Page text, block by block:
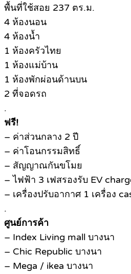
พื้นที่ใช้สอย 237 ตร.ม.
4 ห้องนอน
4 ห้องน้ำ
1 ห้องครัวไทย
1 ห้องแม่บ้าน
1 ห้องพักผ่อนด้านบน
2 ที่จอดรถ
.
ฟรี!
– ค่าส่วนกลาง 2 ปี
– ค่าโอนกรรมสิทธิ์
– สัญญาณกันขโมย
– ไฟฟ้า 3 เฟสรองรับ EV
– เครื่องปรับอากาศ 1 เครื่อง
.
ศูนย์การค้า
– Index Living mall บางนา
– Chic Republic บางนา
– Mega / ikea บางนา